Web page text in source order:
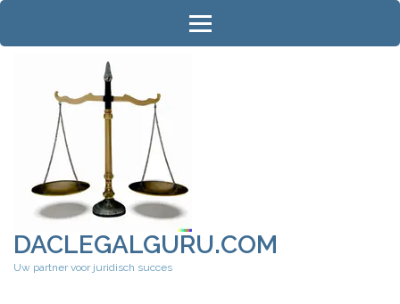
Ga
inhoud
DACLEGALGURU.COM
Uw partner voor juridisch succes